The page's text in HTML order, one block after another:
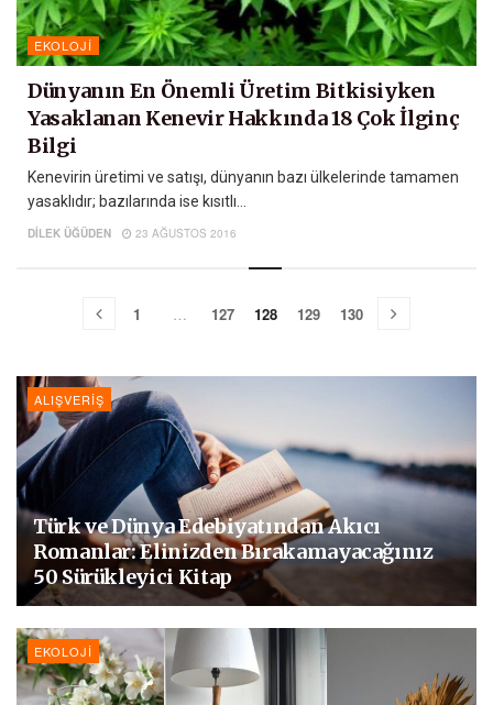
EKOLOJI
Dünyanın En Önemli Üretim Bitkisiyken
Yasaklanan Kenevir Hakkında 18 Çok İlginç
Bilgi
Kenevirin üretimi ve satışı, dünyanın bazı ülkelerinde tamamen
yasaklıdır; bazılarında ise kısıtlı...
DILEK ÜĞÜDEN 23 AĞUSTOS 2016
1 … 127 128 129 130
ALIŞVERIŞ
Türk ve Dünya Edebiyatından Akıcı
Romanlar: Elinizden Bırakamayacağınız
50 Sürükleyici Kitap
EKOLOJI